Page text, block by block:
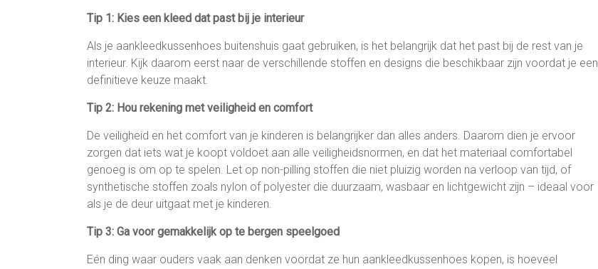
Tip 1: Kies een kleed dat past bij je interieur
Als je aankleedkussenhoes buitenshuis gaat gebruiken, is het belangrijk dat het past bij de rest van je
interieur. Kijk daarom eerst naar de verschillende stoffen en designs die beschikbaar zijn voordat je een
definitieve keuze maakt.
Tip 2: Hou rekening met veiligheid en comfort
De veiligheid en het comfort van je kinderen is belangrijker dan alles anders. Daarom dien je ervoor
zorgen dat iets wat je koopt voldoet aan alle veiligheidsnormen, en dat het materiaal comfortabel
genoeg is om op te spelen. Let op non-pilling stoffen die niet pluizig worden na verloop van tijd, of
synthetische stoffen zoals nylon of polyester die duurzaam, wasbaar en lichtgewicht zijn – ideaal voor
als je de deur uitgaat met je kinderen.
Tip 3: Ga voor gemakkelijk op te bergen speelgoed
Eén ding waar ouders vaak aan denken voordat ze hun aankleedkussenhoes kopen, is hoeveel